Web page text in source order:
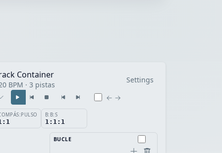
Container
BPM · 3 pistas
Settings
← →
B:B:S
1:1:1
BUCLE